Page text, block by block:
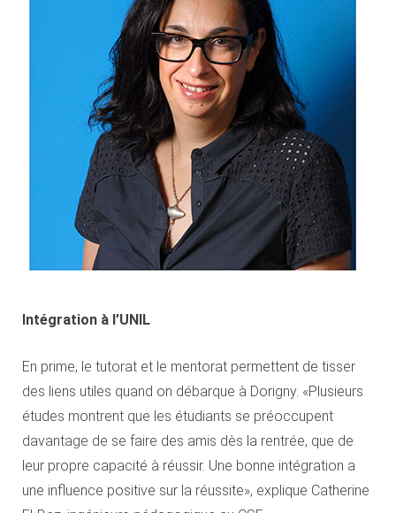
Intégration à l’UNIL
En prime, le tutorat et le mentorat permettent de tisser
des liens utiles quand on débarque à Dorigny. «Plusieurs
études montrent que les étudiants se préoccupent
davantage de se faire des amis dès la rentrée, que de
leur propre capacité à réussir. Une bonne intégration a
une influence positive sur la réussite», explique Catherine